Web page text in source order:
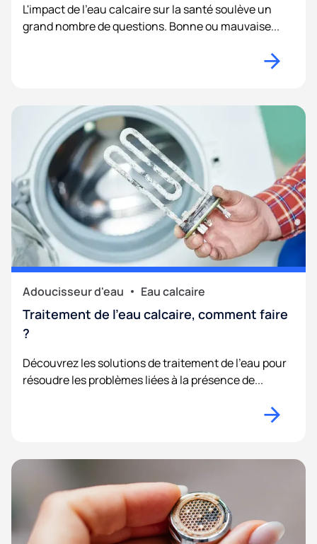
L'impact de l'eau calcaire sur la santé soulève un
grand nombre de questions. Bonne ou mauvaise...
Adoucisseur d'eau Eau calcaire
Traitement de l’eau calcaire, comment faire
?
Découvrez les solutions de traitement de l'eau pour
résoudre les problèmes liées à la présence de...